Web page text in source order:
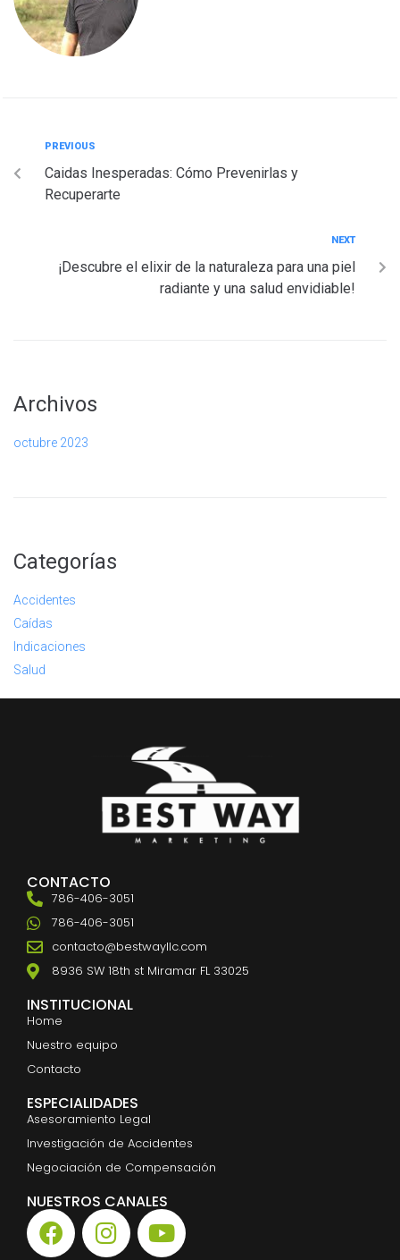
PREVIOUS
Caidas Inesperadas: Cómo Prevenirlas y
Recuperarte
NEXT
¡Descubre el elixir de la naturaleza para una piel
radiante y una salud envidiable!
Archivos
octubre 2023
Categorías
Accidentes
Caídas
Indicaciones
Salud
CONTACTO
786-406-3051
786-406-3051
contacto@bestwayllc.com
8936 SW 18th st Miramar FL 33025
INSTITUCIONAL
Home
Nuestro equipo
Contacto
ESPECIALIDADES
Asesoramiento Legal
Investigación de Accidentes
Negociación de Compensación
NUESTROS CANALES